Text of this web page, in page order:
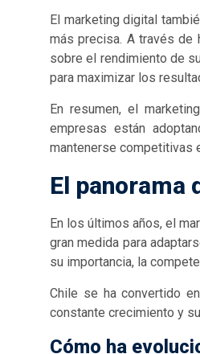
El marketing digital
más precisa. A través de
sobre el rendimiento de
para maximizar los
En resumen, el
empresas están
mantenerse competitivas
El panorama
En los últimos años, el
gran medida para
su importancia, la
Chile se ha convertido
constante crecimiento y
Cómo ha